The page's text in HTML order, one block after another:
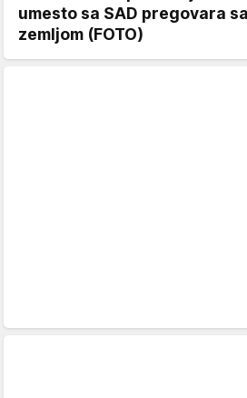
umesto sa SAD pregovara
zemljom (FOTO)